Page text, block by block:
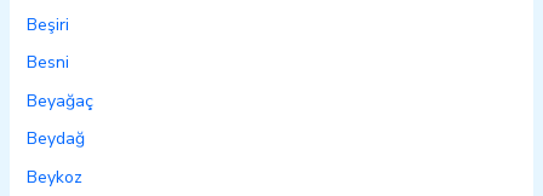
Beşiri
Besni
Beyağaç
Beydağ
Beykoz